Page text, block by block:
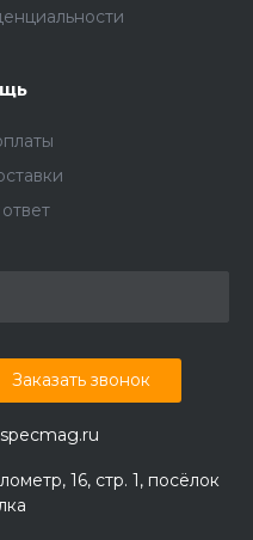
Заказать звонок
16, стр. 1, посёлок